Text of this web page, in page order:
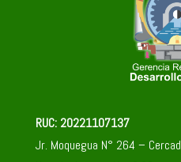
RUC: 20221107137
Jr. Moquegua N° 264 –